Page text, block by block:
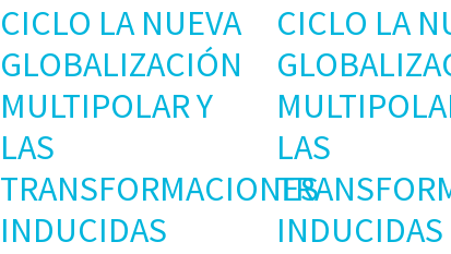
CICLO LA NUEVA
GLOBALIZACIÓN
MULTIPOLAR Y
LAS
TRANSFORMACIONES
INDUCIDAS
CICLO LA
LAS
INDUCIDAS